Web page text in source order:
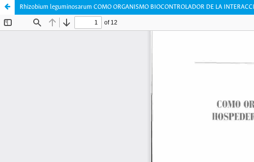
Rhizobium leguminosarum COMO ORGANISMO BIOCONTROLADOR DE LA